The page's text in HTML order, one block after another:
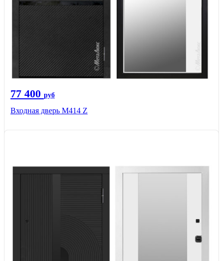
77 400 руб
Входная дверь М414 Z